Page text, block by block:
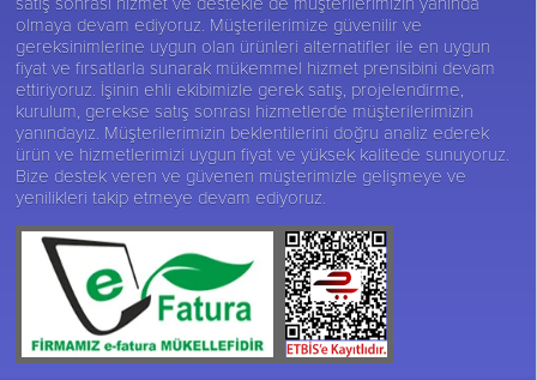
olmaya devam ediyoruz. Müşterilerimize güvenilir ve
gereksinimlerine uygun olan ürünleri alternatifler ile en uygun
fiyat ve fırsatlarla sunarak mükemmel hizmet prensibini devam
ettiriyoruz. İşinin ehli ekibimizle gerek satış, projelendirme,
kurulum, gerekse satış sonrası hizmetlerde müşterilerimizin
yanındayız. Müşterilerimizin beklentilerini doğru analiz ederek
ürün ve hizmetlerimizi uygun fiyat ve yüksek kalitede sunuyoruz.
Bize destek veren ve güvenen müşterimizle gelişmeye ve
yenilikleri takip etmeye devam ediyoruz.